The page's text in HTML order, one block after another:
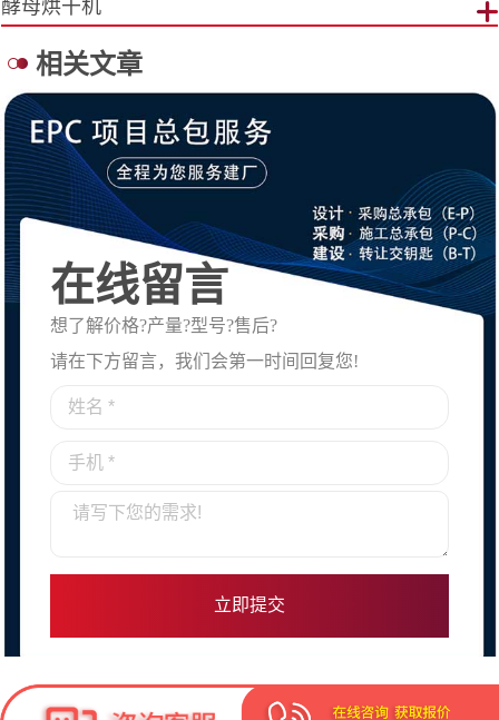
酵母烘干机
相关文章
在线留言
想了解价格?产量?型号?售后?
请在下方留言，我们会第一时间回复您!